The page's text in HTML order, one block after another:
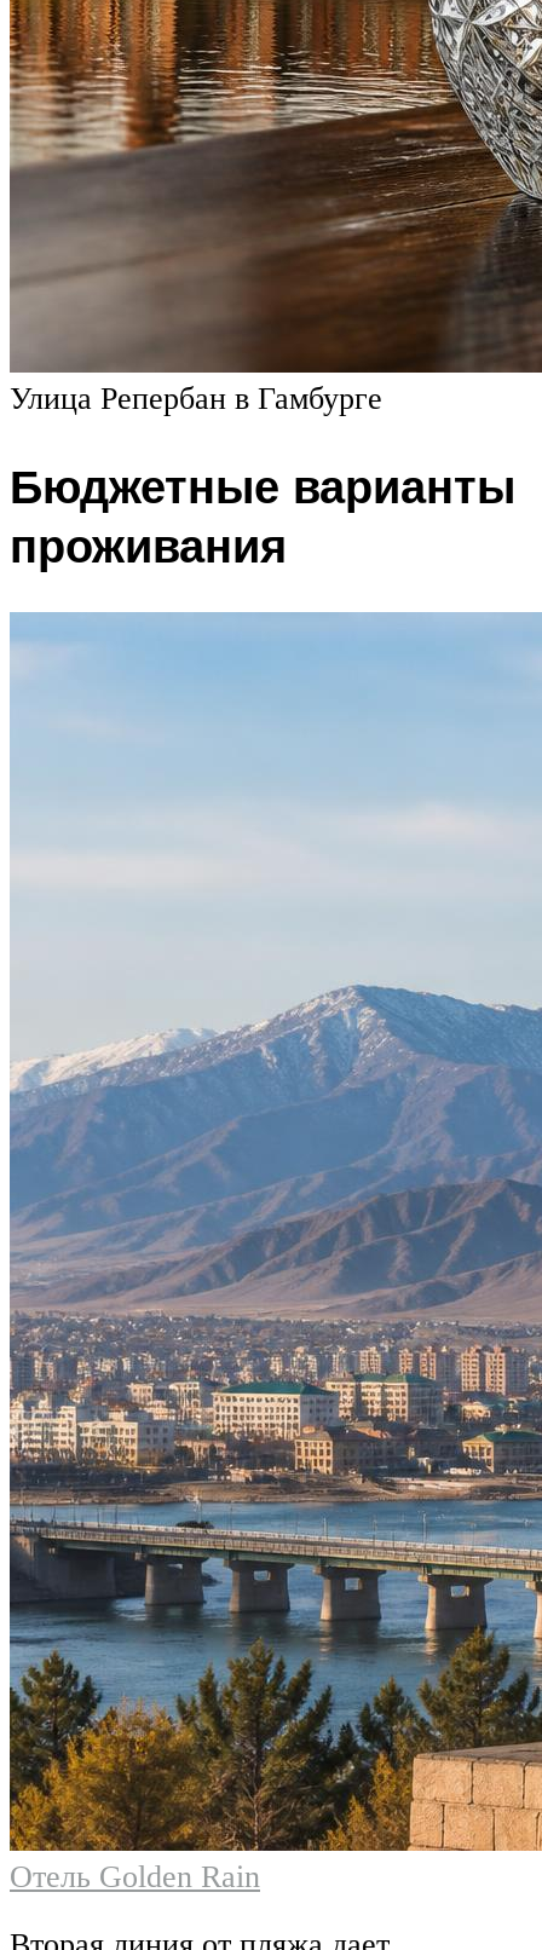
Улица Репербан в Гамбурге
Бюджетные варианты
проживания
Отель Golden Rain